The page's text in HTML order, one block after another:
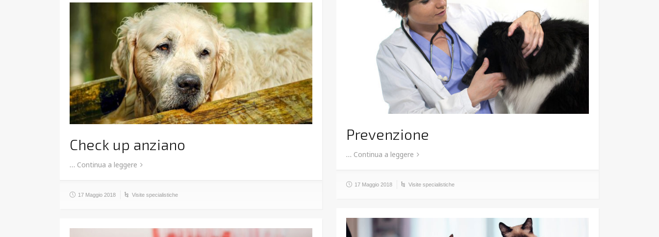
Prevenzione
… Continua a leggere
17 Maggio 2018 Visite specialistiche
Check up anziano
… Continua a leggere
17 Maggio 2018 Visite specialistiche